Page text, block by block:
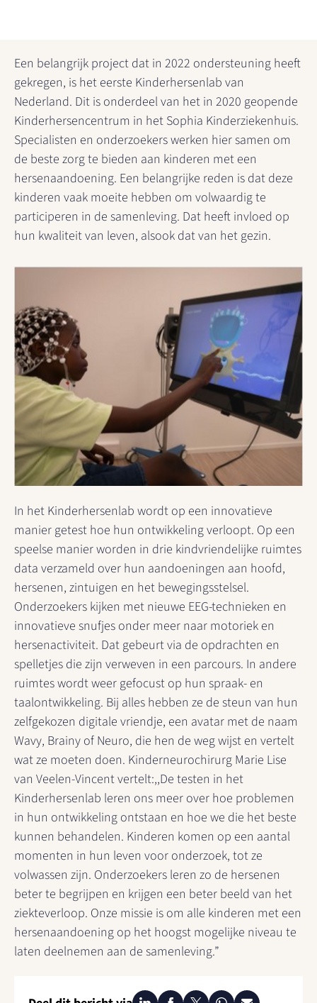
Een belangrijk project dat in 2022 ondersteuning heeft
gekregen, is het eerste Kinderhersenlab van
Nederland. Dit is onderdeel van het in 2020 geopende
Kinderhersencentrum in het Sophia Kinderziekenhuis.
Specialisten en onderzoekers werken hier samen om
de beste zorg te bieden aan kinderen met een
hersenaandoening. Een belangrijke reden is dat deze
kinderen vaak moeite hebben om volwaardig te
participeren in de samenleving. Dat heeft invloed op
hun kwaliteit van leven, alsook dat van het gezin.
​In het Kinderhersenlab wordt op een innovatieve
manier getest hoe hun ontwikkeling verloopt. Op een
speelse manier worden in drie kindvriendelijke ruimtes
data verzameld over hun aandoeningen aan hoofd,
hersenen, zintuigen en het bewegingsstelsel.
Onderzoekers kijken met nieuwe EEG-technieken en
innovatieve snufjes onder meer naar motoriek en
hersenactiviteit. Dat gebeurt via de opdrachten en
spelletjes die zijn verweven in een parcours. In andere
ruimtes wordt weer gefocust op hun spraak- en
taalontwikkeling. Bij alles hebben ze de steun van hun
zelfgekozen digitale vriendje, een avatar met de naam
Wavy, Brainy of Neuro, die hen de weg wijst en vertelt
wat ze moeten doen. Kinderneurochirurg Marie Lise
van Veelen-Vincent vertelt:,,De testen in het
Kinderhersenlab leren ons meer over hoe problemen
in hun ontwikkeling ontstaan en hoe we die het beste
kunnen behandelen. Kinderen komen op een aantal
momenten in hun leven voor onderzoek, tot ze
volwassen zijn. Onderzoekers leren zo de hersenen
beter te begrijpen en krijgen een beter beeld van het
ziekteverloop. Onze missie is om alle kinderen met een
hersenaandoening op het hoogst mogelijke niveau te
laten deelnemen aan de samenleving.”